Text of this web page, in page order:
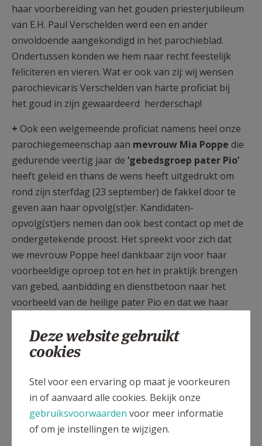
haar voorbereiding van het gouden priesterjubileum
van E.H. Paul Verschelden werd een en ander
onvoldoende aangekondigd in het parochieblad.
Ondertussen konden we hem naar recht feestelijk
feliciteren en vieren. Wat er ook van zij: wij wensen
parochievicaris Verschelden van harte proficiat bij
het goud in zijn gewaardeerd herderschap!
+ Ook een welgemeende proficiat namens heel onze
parochiegemeenschap aan mevrouw Mia Poppe die
gedurende veertig jaar de ‘gebedsgroep pater Pio’
heeft geleid en thans de wens heeft uitgedrukt om
rond zijn sterfdag (23 september) de fakkel door te
geven aan haar opvolg(st)er. Kandidaten-
opvolg(st)ers nemen dan ook best contact op met de
ondergetekende proost. Het spreekt voor zich dat
we mevrouw Poppe heel dankbaar zijn voor haar
voorbeeldige oproep tot en het in praktijk brengen
van gebed, aanbidding en dienstbetoon naar het
voorbeeld van de heilige pater Pio en dat we haar
passende wijze in de bloemetjes zullen zetten. Alvast
bij voorbaat van harte dank en een welgemeende
Deze website gebruikt
cookies
Stel voor een ervaring op maat je voorkeuren
in of aanvaard alle cookies. Bekijk onze
gebruiksvoorwaarden voor meer informatie
of om je instellingen te wijzigen.